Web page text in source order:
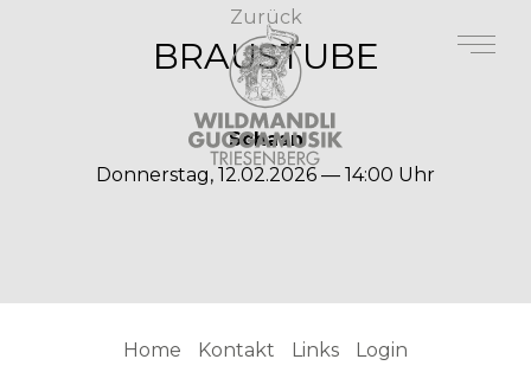
Zurück
BRAUSTUBE
Schaan
Donnerstag, 12.02.2026 — 14:00 Uhr
Home Kontakt Links Login